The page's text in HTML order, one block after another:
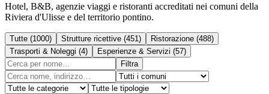
Hotel, B&B, agenzie viaggi e ristoranti accreditati nei comuni della
Riviera d'Ulisse e del territorio pontino.
Tutte (1000) Strutture ricettive (451 ) Ristorazione (488)
Trasporti & Noleggi (4) Esperienze & Servizi (57)
Filtra